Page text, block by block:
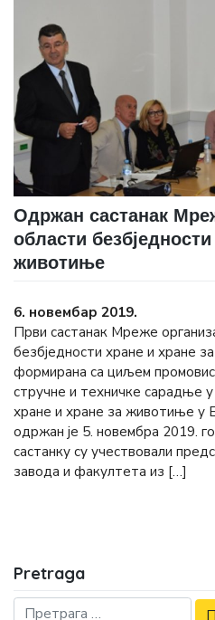
Одржан састанак
области
животиње
6. новембар 2019.
Први састанак Мреже
безбједности хране и хране
формирана са циљем
стручне и техничке сарадње
хране и хране за животиње у
одржан је 5. новембра 2019.
састанку су учествовали
завода и факултета из […]
Pretraga